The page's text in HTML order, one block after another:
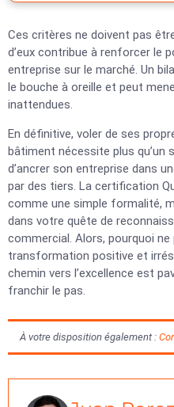
Ces critères ne doivent pas
d’eux contribue à renforcer le
entreprise sur le marché. Un
le bouche à oreille et peut
inattendues.
En définitive, voler de ses
bâtiment nécessite plus qu’un
d’ancrer son entreprise dans
par des tiers. La certification
comme une simple formalité,
dans votre quête de
commercial. Alors, pourquoi
transformation positive et
chemin vers l’excellence est
franchir le pas.
À votre disposition également :